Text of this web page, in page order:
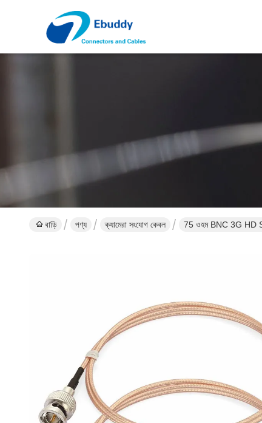
বাড়ি পণ্য ক্যামেরা সংযোগ কেবল 75 ওহম BNC 3G HD